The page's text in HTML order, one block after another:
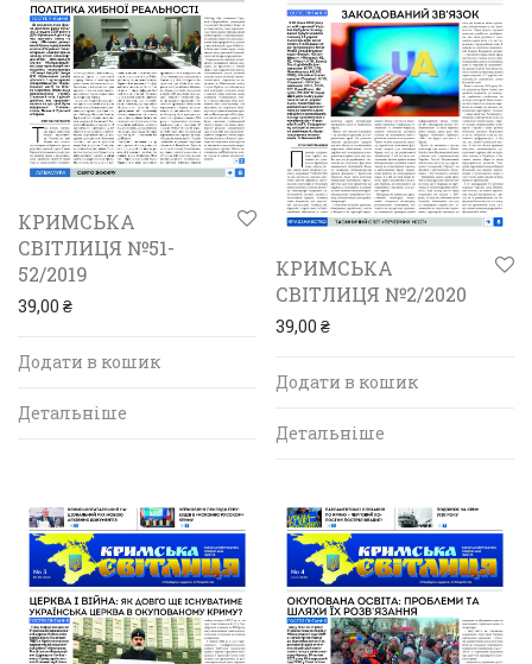
КРИМСЬКА
СВІТЛИЦЯ №51-
52/2019
39,00 ₴
Додати в кошик
Детальніше
КРИМСЬКА
СВІТЛИЦЯ №2/2020
39,00 ₴
Додати в кошик
Детальніше